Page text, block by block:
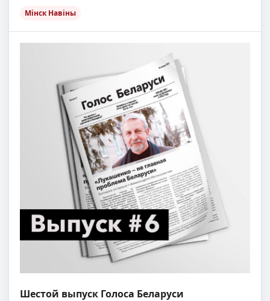
Мінск Навіны
Шестой выпуск Голоса Беларуси